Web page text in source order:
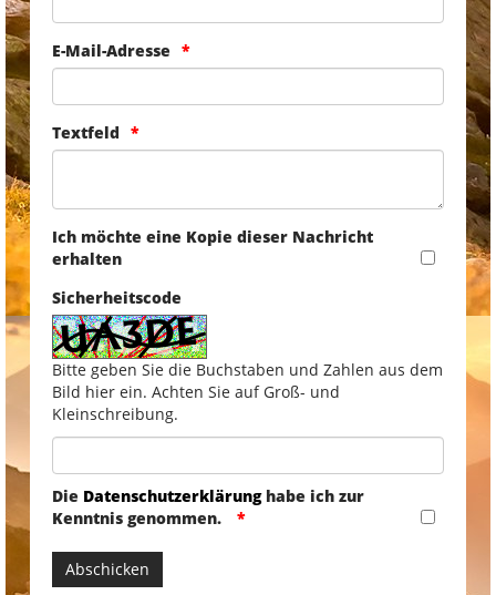
E-Mail-Adresse
Textfeld
Ich möchte eine Kopie dieser Nachricht
erhalten
Sicherheitscode
Bitte geben Sie die Buchstaben und Zahlen aus dem
Bild hier ein. Achten Sie auf Groß- und
Kleinschreibung.
Die Datenschutzerklärunghabe ich zur
Kenntnis genommen.
Abschicken